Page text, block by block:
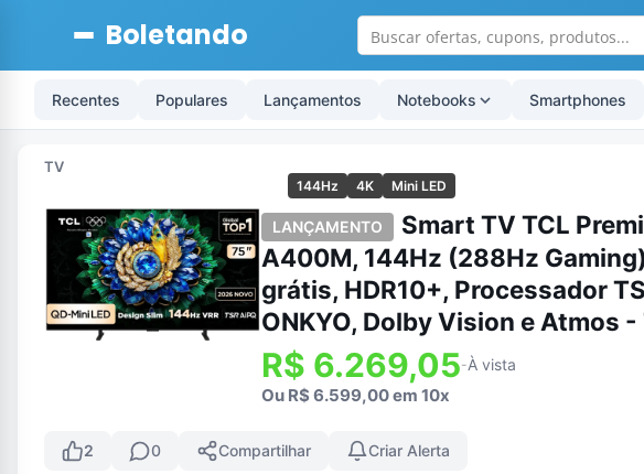
Boletando
Recentes Populares Lançamentos Notebooks Smartphones
TV
144Hz 4K Mini LED
LANÇAMENTO
Smart TV TCL
A400M, 144Hz (288Hz
grátis, HDR10+, Processador
ONKYO, Dolby Vision e Atmos
R$ 6.269,05-À vista
Ou R$ 6.599,00 em 10x
2 0 Compartilhar Criar Alerta